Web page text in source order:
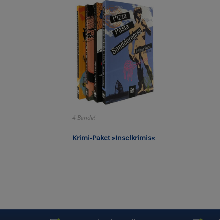
4 Bände!
Krimi-Paket »Inselkrimis«